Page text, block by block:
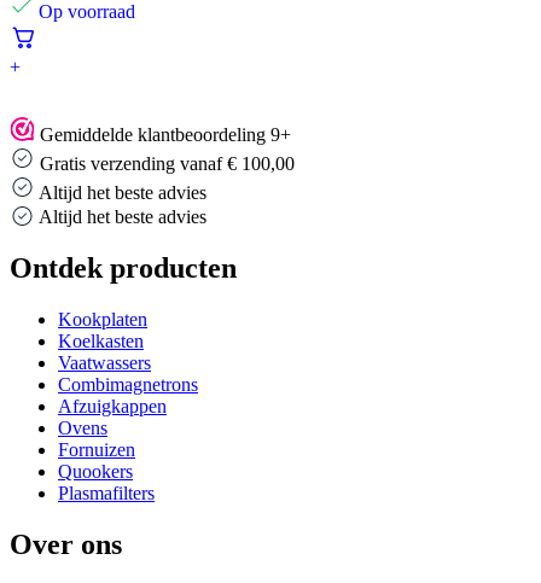
Op voorraad
+
Gemiddelde klantbeoordeling 9+
Gratis verzending vanaf € 100,00
Altijd het beste advies
Altijd het beste advies
Ontdek producten
Kookplaten
Koelkasten
Vaatwassers
Combimagnetrons
Afzuigkappen
Ovens
Fornuizen
Quookers
Plasmafilters
Over ons